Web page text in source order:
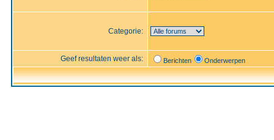
Categorie:
Geef resultaten weer als: Berichten Onderwerpen